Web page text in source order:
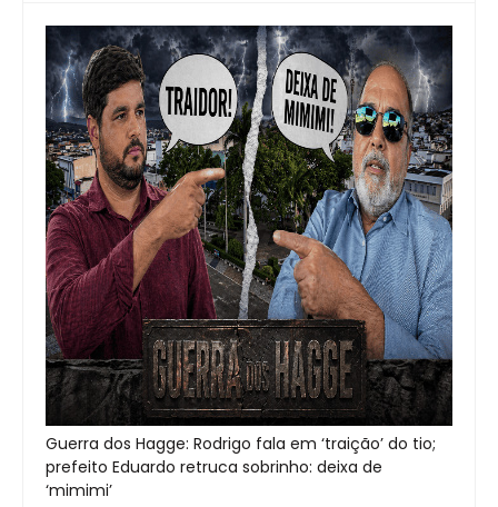
Guerra dos Hagge: Rodrigo fala em ‘traição’ do tio;
prefeito Eduardo retruca sobrinho: deixa de
‘mimimi’